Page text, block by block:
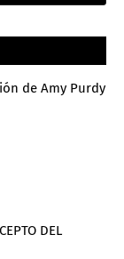
de Amy Purdy
DEL